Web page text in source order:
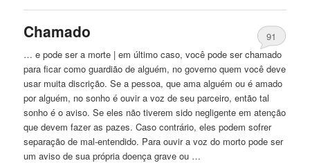
Chamado
91
… e pode ser a morte | em último caso, você pode ser chamado
para ficar como guardião de alguém, no governo quem você deve
usar muita discrição. Se a pessoa, que ama alguém ou é amado
por alguém, no sonho é ouvir a voz de seu parceiro, então tal
sonho é o aviso. Se eles não tiverem sido negligente em atenção
que devem fazer as pazes. Caso contrário, eles podem sofrer
separação de mal-entendido. Para ouvir a voz do morto pode ser
um aviso de sua própria doença grave ou …